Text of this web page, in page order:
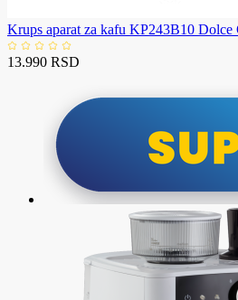
Krups aparat za kafu KP243B10 Dolce
13.990 RSD